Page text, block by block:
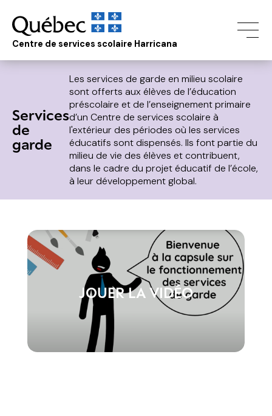
Centre de services scolaire Harricana
Services
de
garde
Les services de garde en milieu scolaire
sont offerts aux élèves de l’éducation
préscolaire et de l’enseignement primaire
d’un Centre de services scolaire à
l'extérieur des périodes où les services
éducatifs sont dispensés. Ils font partie du
milieu de vie des élèves et contribuent,
dans le cadre du projet éducatif de l’école,
à leur développement global.
JOUER LA VIDÉO